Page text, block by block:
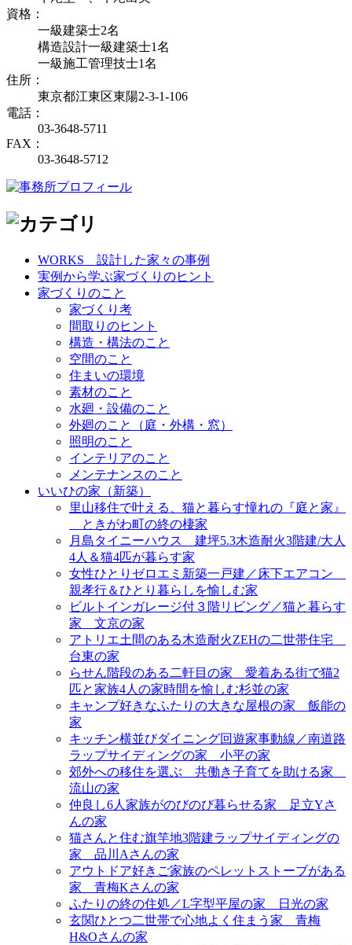
資格：
一級建築士2名
構造設計一級建築士1名
一級施工管理技士1名
住所：
東京都江東区東陽2-3-1-106
電話：
03-3648-5711
FAX：
03-3648-5712
WORKS＿設計した家々の事例
実例から学ぶ家づくりのヒント
家づくりのこと
家づくり考
間取りのヒント
構造・構法のこと
空間のこと
住まいの環境
素材のこと
水廻・設備のこと
外廻のこと（庭・外構・窓）
照明のこと
インテリアのこと
メンテナンスのこと
いいひの家（新築）
里山移住で叶える、猫と暮らす憧れの『庭と家』
＿ときがわ町の終の棲家
月島タイニーハウス＿建坪5.3木造耐火3階建/大人
4人＆猫4匹が暮らす家
女性ひとりゼロエミ新築一戸建／床下エアコン＿
親孝行＆ひとり暮らしを愉しむ家
ビルトインガレージ付３階リビング／猫と暮らす
家＿文京の家
アトリエ土間のある木造耐火ZEHの二世帯住宅＿
台東の家
らせん階段のある二軒目の家＿愛着ある街で猫2
匹と家族4人の家時間を愉しむ杉並の家
キャンプ好きなふたりの大きな屋根の家＿飯能の
家
キッチン横並びダイニング回遊家事動線／南道路
ラップサイディングの家＿小平の家
郊外への移住を選ぶ＿共働き子育てを助ける家＿
流山の家
仲良し6人家族がのびのび暮らせる家＿足立Yさ
んの家
猫さんと住む旗竿地3階建ラップサイディングの
家＿品川Aさんの家
アウトドア好きご家族のペレットストーブがある
家＿青梅Kさんの家
ふたりの終の住処／L字型平屋の家＿日光の家
玄関ひとつ二世帯で心地よく住まう家＿青梅
H&Oさんの家